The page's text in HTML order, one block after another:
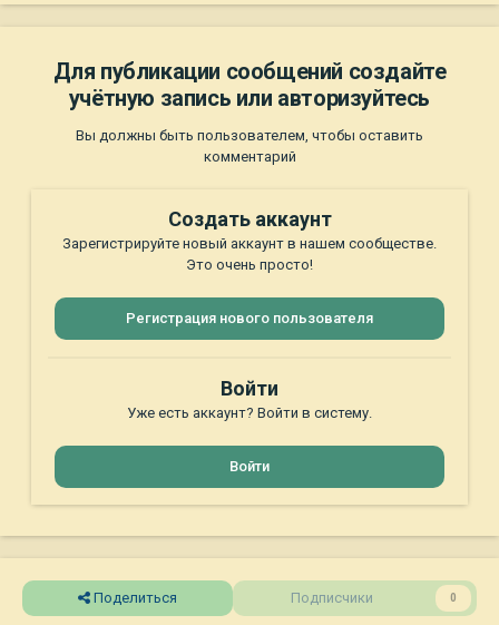
Для публикации сообщений создайте
учётную запись или авторизуйтесь
Вы должны быть пользователем, чтобы оставить
комментарий
Создать аккаунт
Зарегистрируйте новый аккаунт в нашем сообществе.
Это очень просто!
Регистрация нового пользователя
Войти
Уже есть аккаунт? Войти в систему.
Войти
Поделиться Подписчики 0